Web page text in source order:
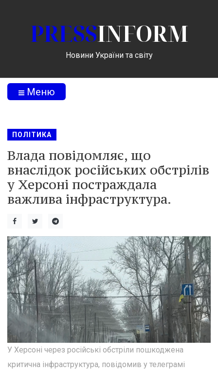
PRESSINFORM
Новини України та світу
Меню
ПОЛІТИКА
Влада повідомляє, що
внаслідок російських обстрілів
у Херсоні постраждала
важлива інфраструктура.
У Херсоні через російські обстріли пошкоджена
критична інфраструктура, повідомив у телеграмі